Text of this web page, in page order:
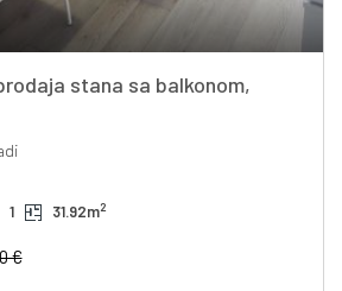
stana sa balkonom,
1 31.92m2
€